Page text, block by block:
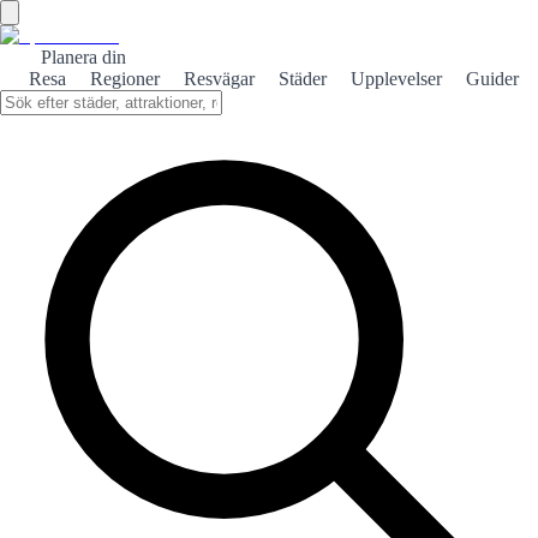
Planera din
Resa
Regioner Resvägar Städer Upplevelser Guider
Hem/Reseguider Spanien/3 dagar
PREMIUMKOLLEKTION · SPAIN SEEKER
3-dagars resplaner i Spanien
Perfekt för långhelger och först genom en stad. Varje guide
sekvenserar stadsdelar så att du inte slösar timmar på att korsa
staden.
Andra reslängder
5 dagar 7 dagar
Reseguider Spanien
SPAINSEEKER samlar premium reseguider och organiserade rutter
för att upptäcka Spanien tydligare, mer praktiskt och mer
strukturerat. Varje guide hjälper dig planera sträckor genom städer,
regioner och road trips utan oändliga listor, motsägande tips eller